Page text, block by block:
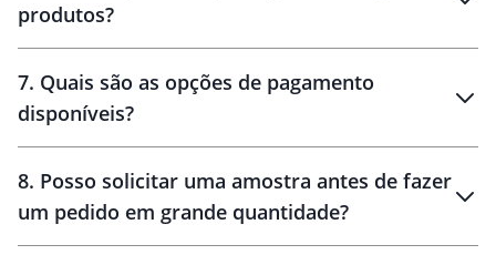
produtos?
10 dias
brinde
48 horas
7. Quais são as opções de pagamento
disponíveis?
8. Posso solicitar uma amostra antes de fazer
um pedido em grande quantidade?